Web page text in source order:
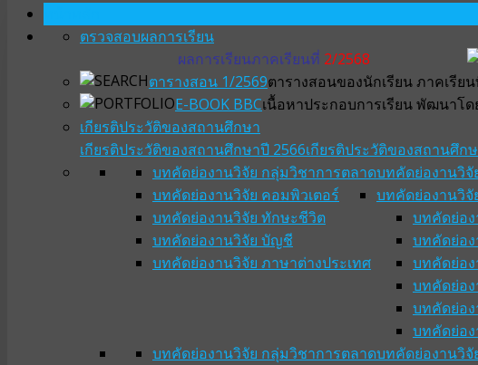
ตรวจสอบผลการเรียน
ผลการเรียนภาคเรียนที่ 2/2568
ตารางสอน 1/2569ตารางสอนของนักเรียน ภาคเรีย
E-BOOK BBCเนื้อหาประกอบการเรียน พัฒนาโ
เกียรติประวัติของสถานศึกษา
เกียรติประวัติของสถานศึกษาปี 2566เกียรติประวัติของสถานศึก
บทคัดย่องานวิจั
บทคัดย่องานวิจัย กลุ่มวิชาการตลาด
บทคัดย่องานวิจัย คอมพิวเตอร์
บทคัดย่องานวิจัย ทักษะชีวิต
บทคัดย่องานวิจัย บัญชี
บทคัดย่องานวิจัย ภาษาต่างประเทศ
บทคัดย่องานวิจั
บทคัดย่อ
บทคัดย่อ
บทคัดย่อง
บทคัดย่อ
บทคัดย่อ
บทคัดย่อง
บทคัดย่องานวิจั
บทคัดย่องานวิจัย กลุ่มวิชาการตลาด